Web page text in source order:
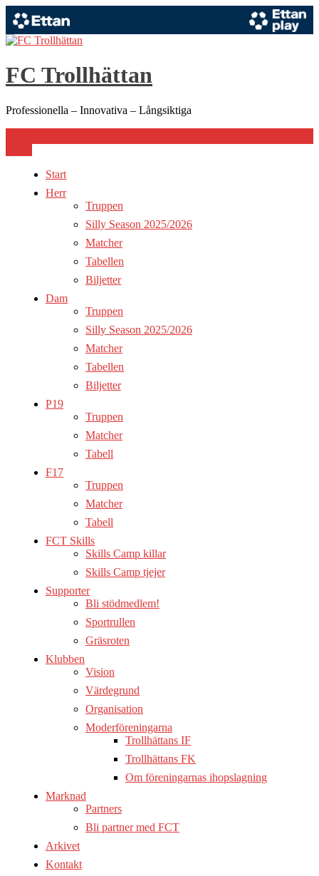
Hoppa
till
innehåll
FC Trollhättan
Professionella – Innovativa – Långsiktiga
Start
Herr
Truppen
Silly Season 2025/2026
Matcher
Tabellen
Biljetter
Dam
Truppen
Silly Season 2025/2026
Matcher
Tabellen
Biljetter
P19
Truppen
Matcher
Tabell
F17
Truppen
Matcher
Tabell
FCT Skills
Skills Camp killar
Skills Camp tjejer
Supporter
Bli stödmedlem!
Sportrullen
Gräsroten
Klubben
Vision
Värdegrund
Organisation
Moderföreningarna
Trollhättans IF
Trollhättans FK
Om föreningarnas ihopslagning
Marknad
Partners
Bli partner med FCT
Arkivet
Kontakt